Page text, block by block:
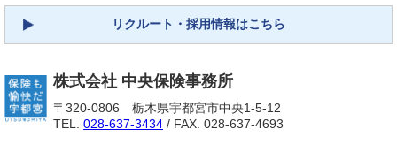
リクルート・採用情報はこちら
株式会社 中央保険事務所
〒320-0806 栃木県宇都宮市中央1-5-12
TEL. 028-637-3434 / FAX. 028-637-4693